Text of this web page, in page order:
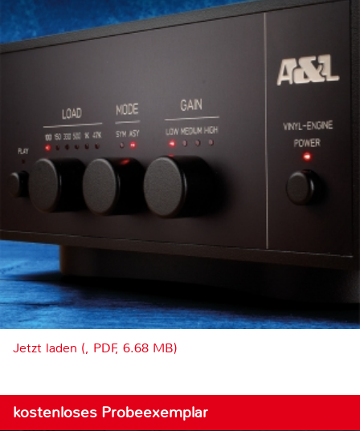
Jetzt laden (, PDF, 6.68 MB)
kostenloses Probeexemplar